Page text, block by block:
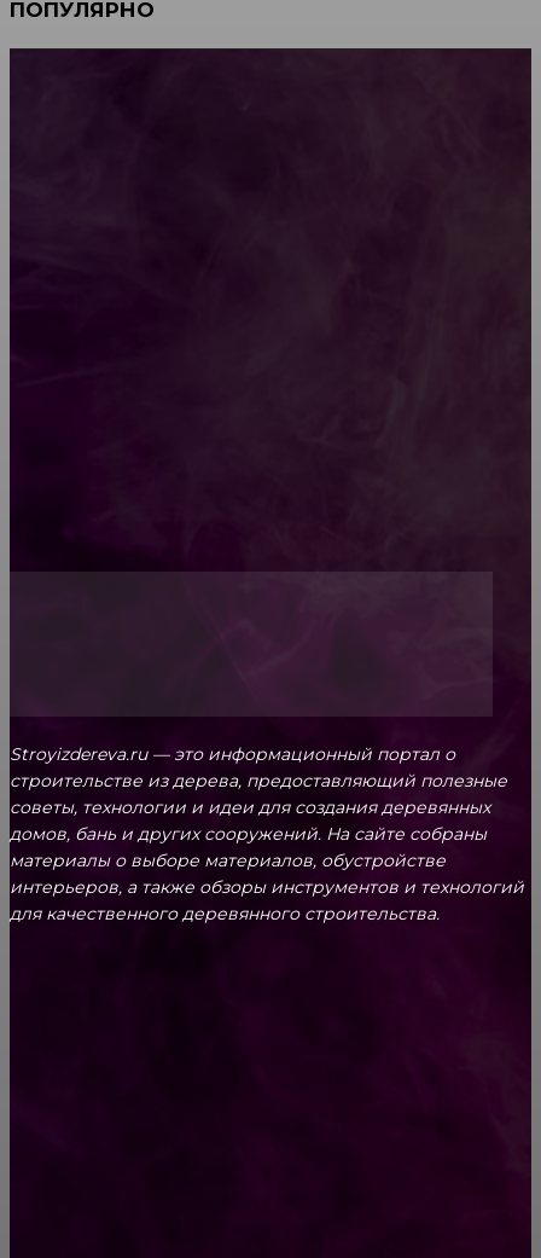
ПОПУЛЯРНО
Stroyizdereva.ru — это информационный портал о
строительстве из дерева, предоставляющий полезные
советы, технологии и идеи для создания деревянных
домов, бань и других сооружений. На сайте собраны
материалы о выборе материалов, обустройстве
интерьеров, а также обзоры инструментов и технологий
для качественного деревянного строительства.